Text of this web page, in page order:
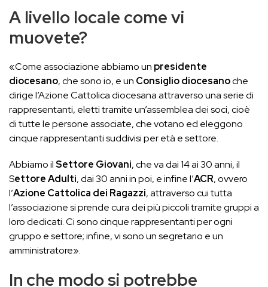
A livello locale come vi
muovete?
«Come associazione abbiamo un presidente
diocesano, che sono io, e un Consiglio diocesanoche
dirige l’Azione Cattolica diocesana attraverso una serie di
rappresentanti, eletti tramite un’assemblea dei soci, cioè
di tutte le persone associate, che votano ed eleggono
cinque rappresentanti suddivisi per età e settore.
Abbiamo ilSettore Giovani, che va dai 14 ai 30 anni, il
Settore Adulti, dai 30 anni in poi, e infine l’ACR, ovvero
l’Azione Cattolica dei Ragazzi, attraverso cui tutta
l’associazione si prende cura dei più piccoli tramite gruppi a
loro dedicati. Ci sono cinque rappresentanti per ogni
gruppo e settore; infine, vi sono un segretario e un
amministratore».
In che modo si potrebbe